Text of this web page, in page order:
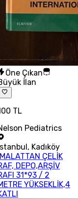
Öne Çıkan
İlan
TL
Pediatrics
, Kadıköy
ÇELİK
DEPO,ARŞİV
31*93 / 2
YÜKSEKLİK,4